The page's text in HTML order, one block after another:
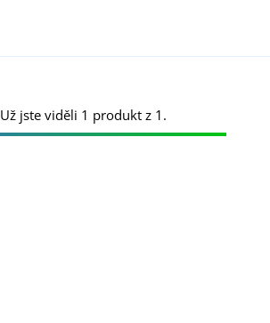
Už jste viděli 1 produkt z 1.